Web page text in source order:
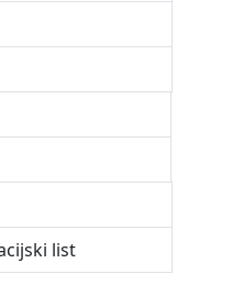
list